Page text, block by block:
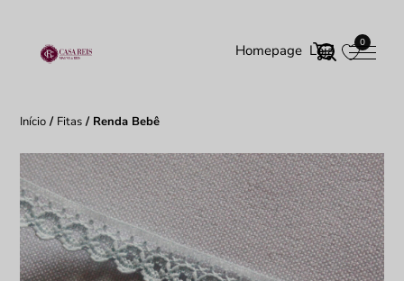
Homepage Loja 0
Início / Fitas / Renda Bebê